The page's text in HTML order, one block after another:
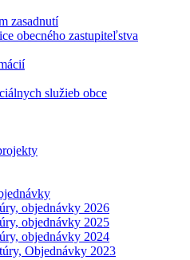
zasadnutí
obecného zastupiteľstva
služieb obce
objednávky 2026
objednávky 2025
objednávky 2024
Objednávky 2023